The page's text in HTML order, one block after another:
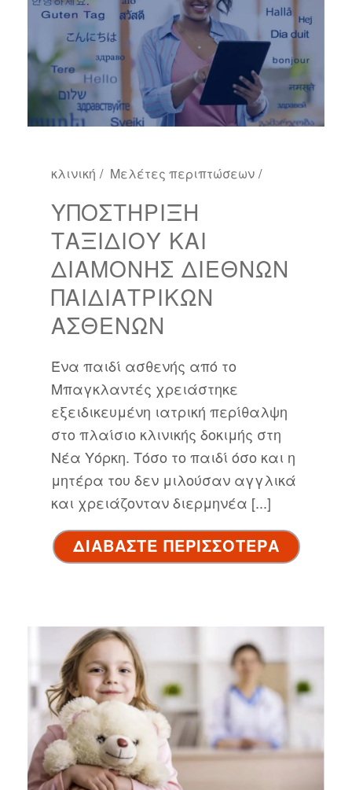
κλινική Μελέτες περιπτώσεων
ΥΠΟΣΤΉΡΙΞΗ
ΤΑΞΙΔΙΟΎ ΚΑΙ
ΔΙΑΜΟΝΉΣ ΔΙΕΘΝΏΝ
ΠΑΙΔΙΑΤΡΙΚΏΝ
ΑΣΘΕΝΏΝ
Ένα παιδί ασθενής από το
Μπαγκλαντές χρειάστηκε
εξειδικευμένη ιατρική περίθαλψη
στο πλαίσιο κλινικής δοκιμής στη
Νέα Υόρκη. Τόσο το παιδί όσο και η
μητέρα του δεν μιλούσαν αγγλικά
και χρειάζονταν διερμηνέα [...]
ΔΙΑΒΑΣΤΕ ΠΕΡΙΣΣΟΤΕΡΑ